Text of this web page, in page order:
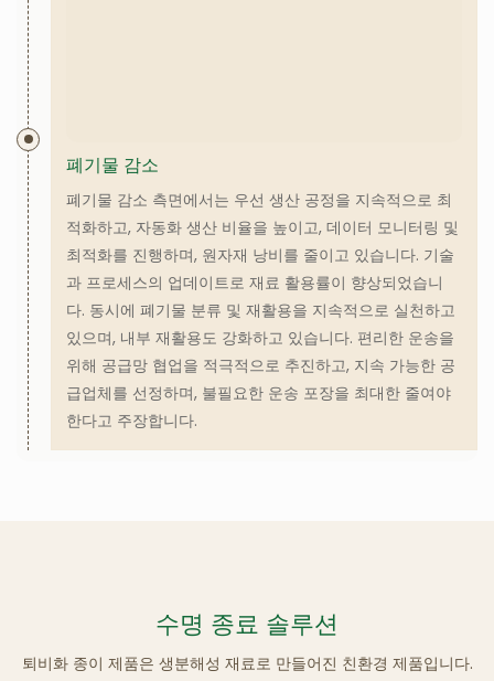
폐기물 감소
폐기물 감소 측면에서는 우선 생산 공정을 지속적으로 최
적화하고, 자동화 생산 비율을 높이고, 데이터 모니터링 및
최적화를 진행하며, 원자재 낭비를 줄이고 있습니다. 기술
과 프로세스의 업데이트로 재료 활용률이 향상되었습니
다. 동시에 폐기물 분류 및 재활용을 지속적으로 실천하고
있으며, 내부 재활용도 강화하고 있습니다. 편리한 운송을
위해 공급망 협업을 적극적으로 추진하고, 지속 가능한 공
급업체를 선정하며, 불필요한 운송 포장을 최대한 줄여야
한다고 주장합니다.
퇴비화 종이 제품은 생분해성 재료로 만들어진 친환경 제품입니다.